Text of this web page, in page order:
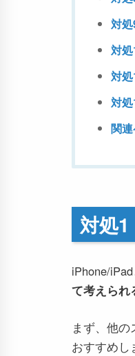
対
対
対
対
関
対処
iPhone/
て考えられ
まず、他
おすすめし